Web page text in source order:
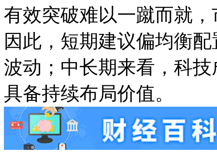
有效突破难以一蹴而就
因此，短期建议偏均衡
波动；中长期来看，科
具备持续布局价值。